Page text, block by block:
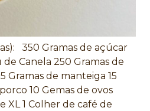
350 Gramas de açúcar
Canela 250 Gramas de
Gramas de manteiga 15
10 Gemas de ovos
XL 1 Colher de café de